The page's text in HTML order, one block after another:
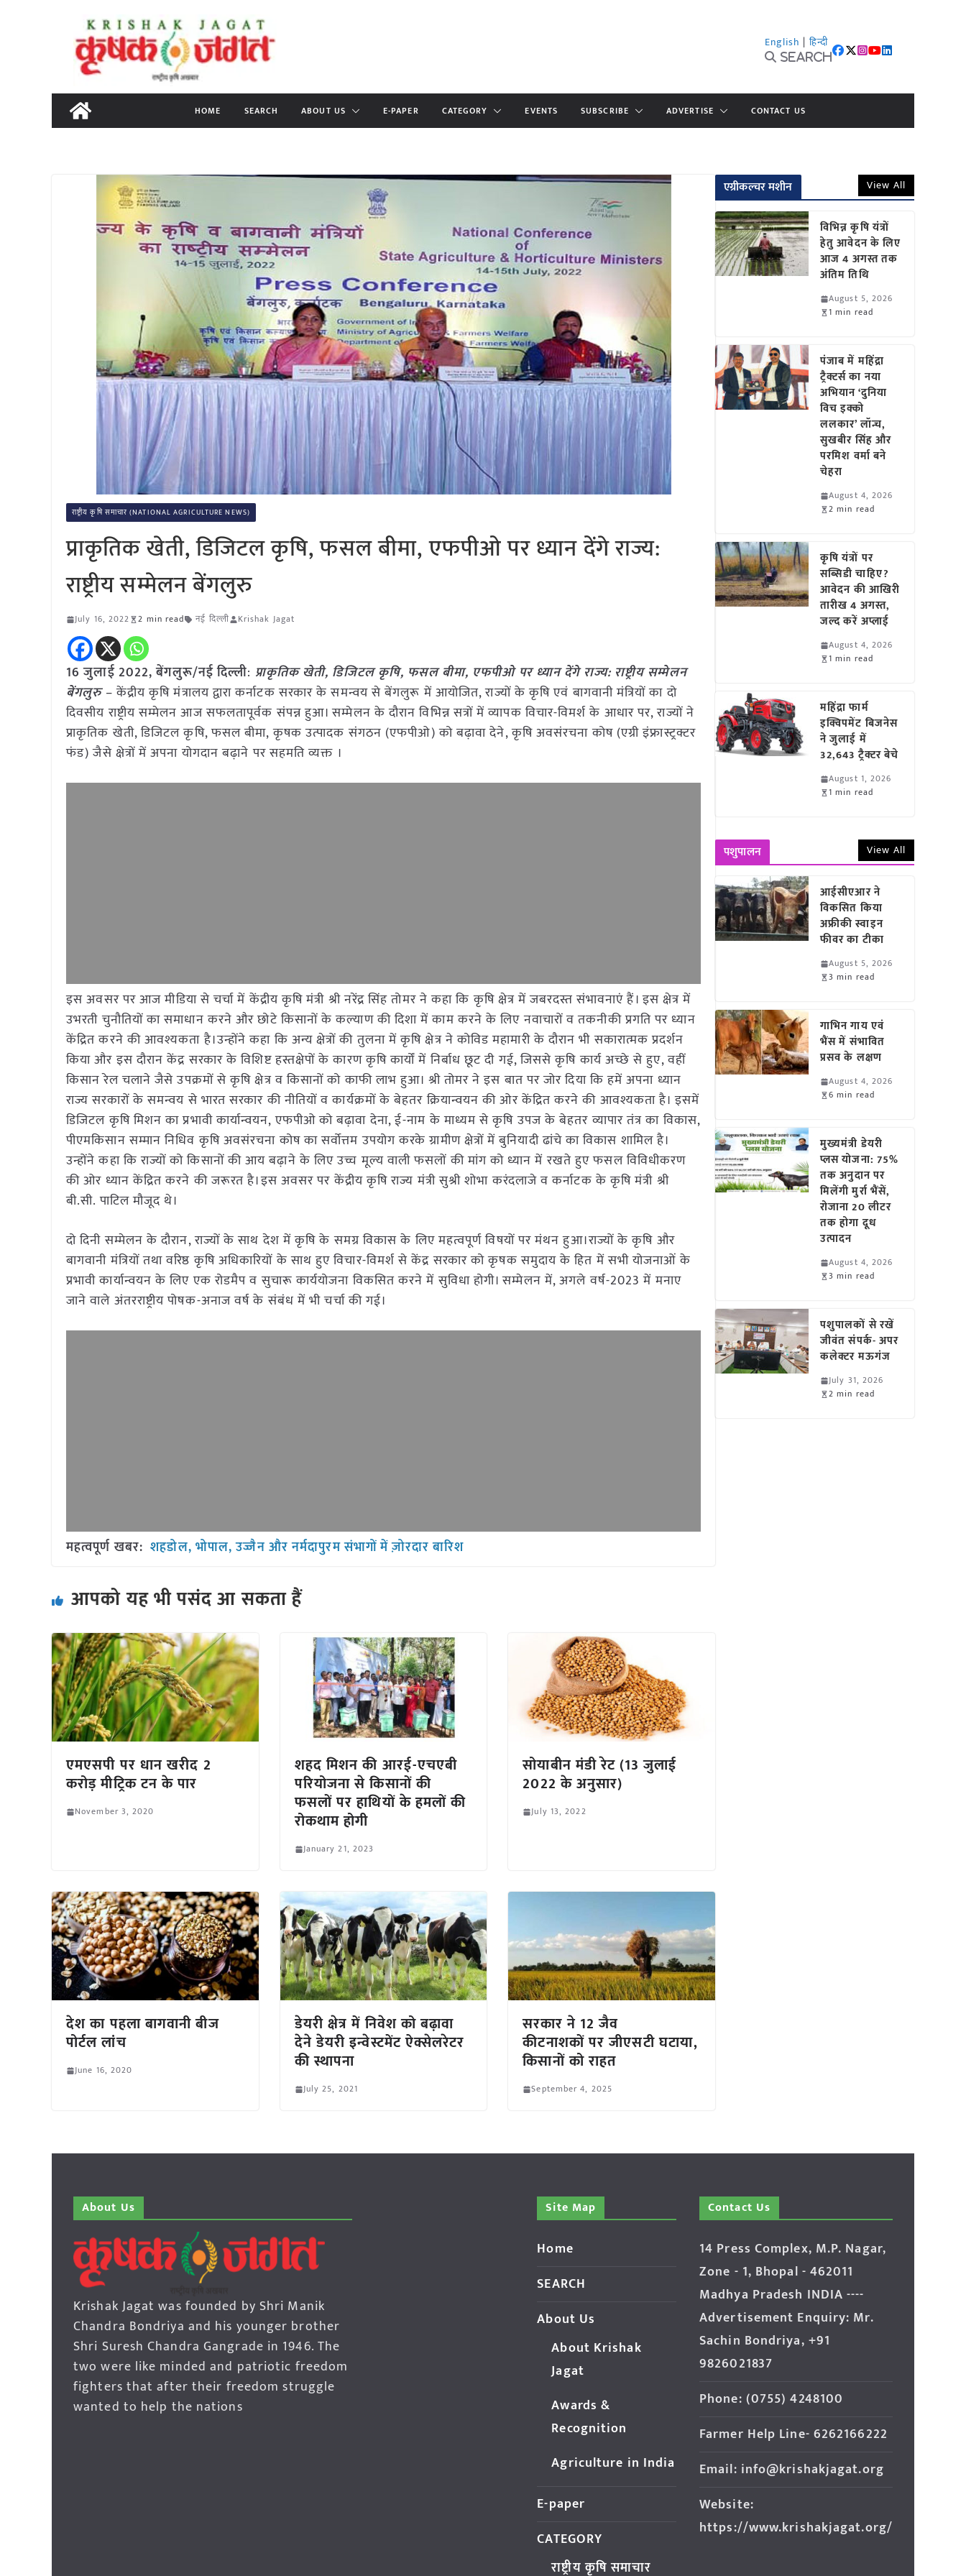
content
English | हिन्दी
Search
HOME SEARCH ABOUT US E-PAPER CATEGORY EVENTS SUBSCRIBE ADVERTISE CONTACT US
राष्ट्रीय कृषि समाचार (NATIONAL AGRICULTURE NEWS)
प्राकृतिक खेती, डिजिटल कृषि, फसल बीमा, एफपीओ पर ध्यान देंगे राज्य:
राष्ट्रीय सम्मेलन बेंगलुरु
July 16, 2022 2 min read नई दिल्ली Krishak Jagat
16 जुलाई 2022, बेंगलुरू/नई दिल्ली: प्राकृतिक खेती, डिजिटल कृषि, फसल बीमा, एफपीओ पर ध्यान देंगे राज्य: राष्ट्रीय सम्मेलन
बेंगलुरु– केंद्रीय कृषि मंत्रालय द्वारा कर्नाटक सरकार के समन्वय से बेंगलुरू में आयोजित, राज्यों के कृषि एवं बागवानी मंत्रियों का दो
दिवसीय राष्ट्रीय सम्मेलन आज सफलतापूर्वक संपन्न हुआ। सम्मेलन के दौरान विभिन्न सत्रों में व्यापक विचार-विमर्श के आधार पर, राज्यों ने
प्राकृतिक खेती, डिजिटल कृषि, फसल बीमा, कृषक उत्पादक संगठन (एफपीओ) को बढ़ावा देने, कृषि अवसंरचना कोष (एग्री इंफ्रास्ट्रक्टर
फंड) जैसे क्षेत्रों में अपना योगदान बढ़ाने पर सहमति व्यक्त ।
इस अवसर पर आज मीडिया से चर्चा में केंद्रीय कृषि मंत्री श्री नरेंद्र सिंह तोमर ने कहा कि कृषि क्षेत्र में जबरदस्त संभावनाएं हैं। इस क्षेत्र में
उभरती चुनौतियों का समाधान करने और छोटे किसानों के कल्याण की दिशा में काम करने के लिए नवाचारों व तकनीकी प्रगति पर ध्यान
केंद्रित करने की आवश्यकता है।उन्होंने कहा कि अन्य क्षेत्रों की तुलना में कृषि क्षेत्र ने कोविड महामारी के दौरान भी सकारात्मक प्रदर्शन
किया और इस दौरान केंद्र सरकार के विशिष्ट हस्तक्षेपों के कारण कृषि कार्यों में निर्बाध छूट दी गई, जिससे कृषि कार्य अच्छे से हुए, वहीं
किसान रेल चलाने जैसे उपक्रमों से कृषि क्षेत्र व किसानों को काफी लाभ हुआ। श्री तोमर ने इस बात पर जोर दिया कि हमें अपना ध्यान
राज्य सरकारों के समन्वय से भारत सरकार की नीतियों व कार्यक्रमों के बेहतर क्रियान्वयन की ओर केंद्रित करने की आवश्यकता है। इसमें
डिजिटल कृषि मिशन का प्रभावी कार्यान्वयन, एफपीओ को बढ़ावा देना, ई-नाम के माध्यम से कृषि उपज के बेहतर व्यापार तंत्र का विकास,
पीएमकिसान सम्मान निधिव कृषि अवसंरचना कोष का सर्वोत्तम उपयोग करके ग्रामीण क्षेत्रों में बुनियादी ढांचे का विकास शामिल है।
उन्होंने कहा कि राज्यों को किसानों की आय बढ़ाने के लिए उच्च मूल्य वाली फसलों की मांग को ध्यान में रखते हुए फसल विविधीकरण
की ओर ध्यान केंद्रित करने की जरूरत है।इस अवसर पर केंद्रीय कृषि राज्य मंत्री सुश्री शोभा करंदलाजे व कर्नाटक के कृषि मंत्री श्री
बी.सी. पाटिल मौजूद थे।
दो दिनी सम्मेलन के दौरान, राज्यों के साथ देश में कृषि के समग्र विकास के लिए महत्वपूर्ण विषयों पर मंथन हुआ।राज्यों के कृषि और
बागवानी मंत्रियों तथा वरिष्ठ कृषि अधिकारियों के साथ हुए विचार-विमर्श से केंद्र सरकार को कृषक समुदाय के हित में सभी योजनाओं के
प्रभावी कार्यान्वयन के लिए एक रोडमैप व सुचारू कार्ययोजना विकसित करने में सुविधा होगी। सम्मेलन में, अगले वर्ष-2023 में मनाए
जाने वाले अंतरराष्ट्रीय पोषक-अनाज वर्ष के संबंध में भी चर्चा की गई।
महत्वपूर्ण खबर: शहडोल, भोपाल, उज्जैन और नर्मदापुरम संभागों में ज़ोरदार बारिश
आपको यह भी पसंद आ सकता हैं
एमएसपी पर धान खरीद 2
करोड़ मीट्रिक टन के पार
November 3, 2020
शहद मिशन की आरई-एचएबी
परियोजना से किसानों की
फसलों पर हाथियों के हमलों की
रोकथाम होगी
January 21, 2023
सोयाबीन मंडी रेट (13 जुलाई
2022 के अनुसार)
July 13, 2022
देश का पहला बागवानी बीज
पोर्टल लांच
June 16, 2020
डेयरी क्षेत्र में निवेश को बढ़ावा
देने डेयरी इन्वेस्टमेंट ऐक्सेलरेटर
की स्थापना
July 25, 2021
सरकार ने 12 जैव
कीटनाशकों पर जीएसटी घटाया,
किसानों को राहत
September 4, 2025
एग्रीकल्चर मशीन View All
विभिन्न कृषि यंत्रों
हेतु आवेदन के लिए
आज 4 अगस्त तक
अंतिम तिथि
August 5, 2026
1 min read
पंजाब में महिंद्रा
ट्रैक्टर्स का नया
अभियान ‘दुनिया
विच इक्को
ललकार’ लॉन्च,
सुखबीर सिंह और
परमिश वर्मा बने
चेहरा
August 4, 2026
2 min read
कृषि यंत्रों पर
सब्सिडी चाहिए?
आवेदन की आखिरी
तारीख 4 अगस्त,
जल्द करें अप्लाई
August 4, 2026
1 min read
महिंद्रा फार्म
इक्विपमेंट बिजनेस
ने जुलाई में
32,643 ट्रैक्टर बेचे
August 1, 2026
1 min read
पशुपालन View All
आईसीएआर ने
विकसित किया
अफ्रीकी स्वाइन
फीवर का टीका
August 5, 2026
3 min read
गाभिन गाय एवं
भैंस में संभावित
प्रसव के लक्षण
August 4, 2026
6 min read
मुख्यमंत्री डेयरी
प्लस योजना: 75%
तक अनुदान पर
मिलेंगी मुर्रा भैंसें,
रोजाना 20 लीटर
तक होगा दूध
उत्पादन
August 4, 2026
3 min read
पशुपालकों से रखें
जीवंत संपर्क- अपर
कलेक्टर मऊगंज
July 31, 2026
2 min read
About Us
Krishak Jagat was founded by Shri Manik
Chandra Bondriya and his younger brother
Shri Suresh Chandra Gangrade in 1946. The
two were like minded and patriotic freedom
fighters that after their freedom struggle
wanted to help the nations
Site Map
Home
SEARCH
About Us
About Krishak
Jagat
Awards &
Recognition
Agriculture in India
E-paper
CATEGORY
राष्ट्रीय कृषि समाचार
Contact Us
14 Press Complex, M.P. Nagar,
Zone - 1, Bhopal - 462011
Madhya Pradesh INDIA ----
Advertisement Enquiry: Mr.
Sachin Bondriya, +91
9826021837
Phone: (0755) 4248100
Farmer Help Line- 6262166222
Email: info@krishakjagat.org
Website:
https://www.krishakjagat.org/